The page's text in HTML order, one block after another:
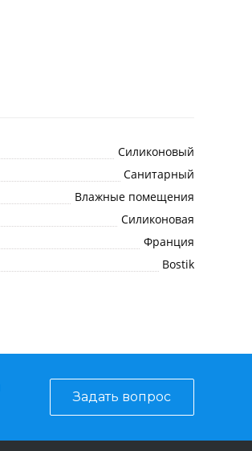
Силиконовый
Санитарный
Влажные помещения
Силиконовая
Франция
Bostik
Задать вопрос